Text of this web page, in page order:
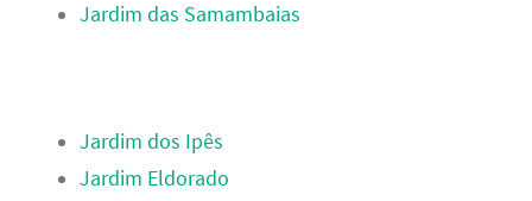
Jardim das Samambaias
Jardim dos Ipês
Jardim Eldorado